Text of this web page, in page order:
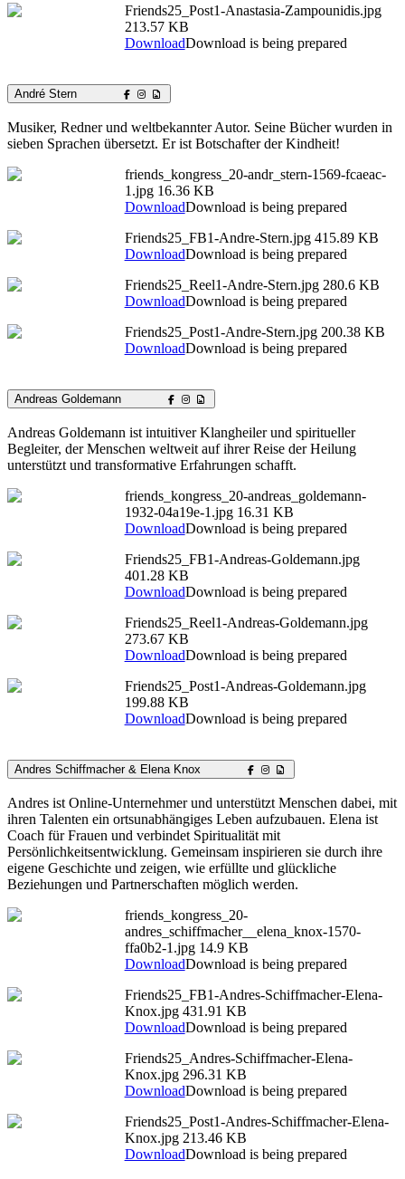
Friends25_Post1-Anastasia-Zampounidis.jpg
213.57 KB
DownloadDownload is being prepared
André Stern
Musiker, Redner und weltbekannter Autor. Seine Bücher wurden in
sieben Sprachen übersetzt. Er ist Botschafter der Kindheit!
friends_kongress_20-andr_stern-1569-fcaeac-
1.jpg 16.36 KB
DownloadDownload is being prepared
Friends25_FB1-Andre-Stern.jpg 415.89 KB
DownloadDownload is being prepared
Friends25_Reel1-Andre-Stern.jpg 280.6 KB
DownloadDownload is being prepared
Friends25_Post1-Andre-Stern.jpg 200.38 KB
DownloadDownload is being prepared
Andreas Goldemann
Andreas Goldemann ist intuitiver Klangheiler und spiritueller
Begleiter, der Menschen weltweit auf ihrer Reise der Heilung
unterstützt und transformative Erfahrungen schafft.
friends_kongress_20-andreas_goldemann-
1932-04a19e-1.jpg 16.31 KB
DownloadDownload is being prepared
Friends25_FB1-Andreas-Goldemann.jpg
401.28 KB
DownloadDownload is being prepared
Friends25_Reel1-Andreas-Goldemann.jpg
273.67 KB
DownloadDownload is being prepared
Friends25_Post1-Andreas-Goldemann.jpg
199.88 KB
DownloadDownload is being prepared
Andres Schiffmacher & Elena Knox
Andres ist Online-Unternehmer und unterstützt Menschen dabei, mit
ihren Talenten ein ortsunabhängiges Leben aufzubauen. Elena ist
Coach für Frauen und verbindet Spiritualität mit
Persönlichkeitsentwicklung. Gemeinsam inspirieren sie durch ihre
eigene Geschichte und zeigen, wie erfüllte und glückliche
Beziehungen und Partnerschaften möglich werden.
friends_kongress_20-
andres_schiffmacher__elena_knox-1570-
ffa0b2-1.jpg 14.9 KB
DownloadDownload is being prepared
Friends25_FB1-Andres-Schiffmacher-Elena-
Knox.jpg 431.91 KB
DownloadDownload is being prepared
Friends25_Andres-Schiffmacher-Elena-
Knox.jpg 296.31 KB
DownloadDownload is being prepared
Friends25_Post1-Andres-Schiffmacher-Elena-
Knox.jpg 213.46 KB
DownloadDownload is being prepared